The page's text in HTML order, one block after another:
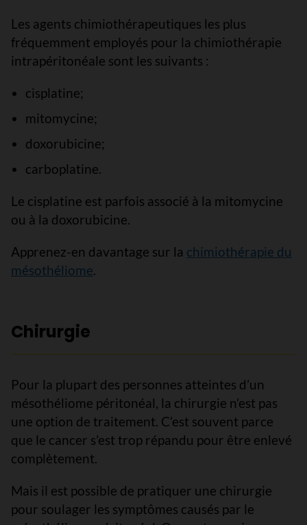
Les agents chimiothérapeutiques les plus
fréquemment employés pour la chimiothérapie
intrapéritonéale sont les suivants :
cisplatine;
mitomycine;
doxorubicine;
carboplatine.
Le cisplatine est parfois associé à la mitomycine
ou à la doxorubicine.
Apprenez-en davantage sur la chimiothérapie du
mésothéliome.
Chirurgie
Pour la plupart des personnes atteintes d’un
mésothéliome péritonéal, la chirurgie n’est pas
une option de traitement. C’est souvent parce
que le cancer s’est trop répandu pour être enlevé
complètement.
Mais il est possible de pratiquer une chirurgie
pour soulager les symptômes causés par le